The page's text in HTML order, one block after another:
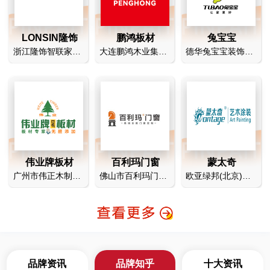
LONSIN隆饰 鹏鸿板材
大连鹏鸿木业集团有限公司
兔宝宝
德华兔宝宝装饰新材股份有限公司
伟业牌板材
广州市伟正木制品有限公司
百利玛门窗
佛山市百利玛门窗有限公司
蒙太奇
欧亚绿邦(北京)科技有限公司
品牌资讯 品牌知乎 十大资讯